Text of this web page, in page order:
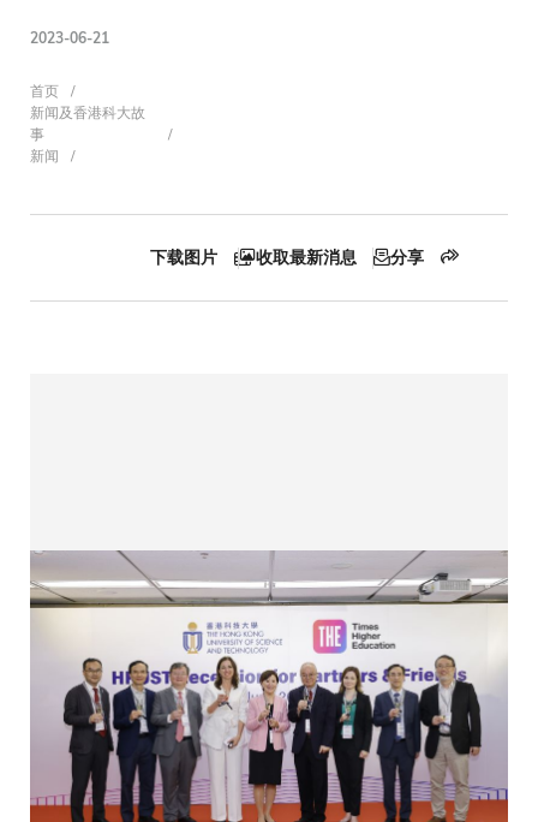
2023-06-21
面
包
屑
首页
新闻及香港科大故
事
新闻
下载图片 收取最新消息 分享